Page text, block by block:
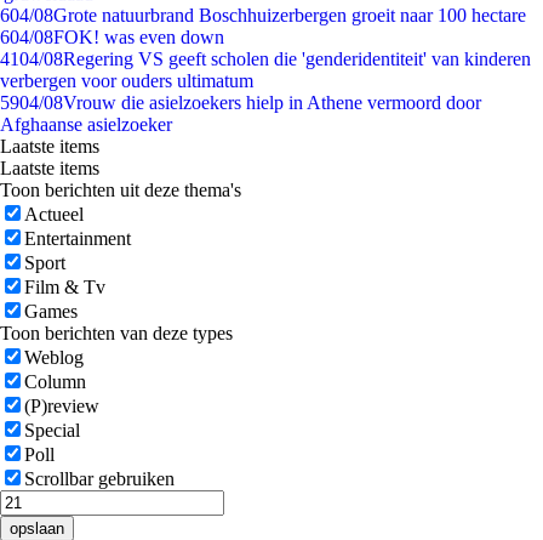
604/08Grote natuurbrand Boschhuizerbergen groeit naar 100 hectare
604/08FOK! was even down
4104/08Regering VS geeft scholen die 'genderidentiteit' van kinderen
verbergen voor ouders ultimatum
5904/08Vrouw die asielzoekers hielp in Athene vermoord door
Afghaanse asielzoeker
Laatste items
Laatste items
Toon berichten uit deze thema's
Actueel
Entertainment
Sport
Film & Tv
Games
Toon berichten van deze types
Weblog
Column
(P)review
Special
Poll
Scrollbar gebruiken
opslaan